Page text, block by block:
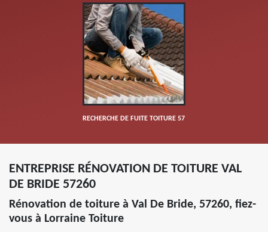
RECHERCHE DE FUITE TOITURE 57
ENTREPRISE RÉNOVATION DE TOITURE VAL
DE BRIDE 57260
Rénovation de toiture à Val De Bride, 57260, fiez-
vous à Lorraine Toiture